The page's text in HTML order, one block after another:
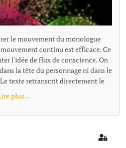
le mouvement du monologue
continu est efficace. Ce
l'idée de flux de conscience. On
la tête du personnage ni dans le
texte retranscrit directement le
un "micro branché dans le
écrits avec cette proposition : -
plus...
Sign In